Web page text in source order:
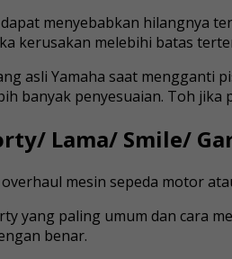
menyebabkan hilangnya
kerusakan melebihi batas
asli Yamaha saat mengganti
banyak penyesuaian. Toh
Lama/ Smile/
mesin sepeda motor
yang paling umum dan cara
benar.